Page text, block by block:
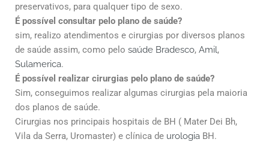
preservativos, para qualquer tipo de sexo.
É possível consultar pelo plano de saúde?
sim, realizo atendimentos e cirurgias por diversos planos
de saúde assim, como pelo saúde Bradesco, Amil,
Sulamerica.
É possível realizar cirurgias pelo plano de saúde?
Sim, conseguimos realizar algumas cirurgias pela maioria
dos planos de saúde.
Cirurgias nos principais hospitais de BH ( Mater Dei Bh,
Vila da Serra, Uromaster) e clínica de urologia BH.